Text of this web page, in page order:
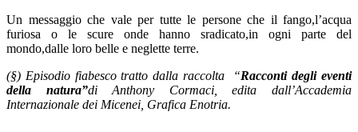
Un messaggio che vale per tutte le persone che il fango,l’acqua
furiosa o le scure onde hanno sradicato,in ogni parte del
mondo,dalle loro belle e neglette terre.
(§) Episodio fiabesco tratto dalla raccolta “Racconti degli eventi
della natura”di Anthony Cormaci, edita dall’Accademia
Internazionale dei Micenei, Grafica Enotria.